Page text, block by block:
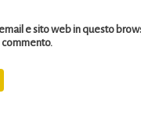
e sito web in questo
commento.